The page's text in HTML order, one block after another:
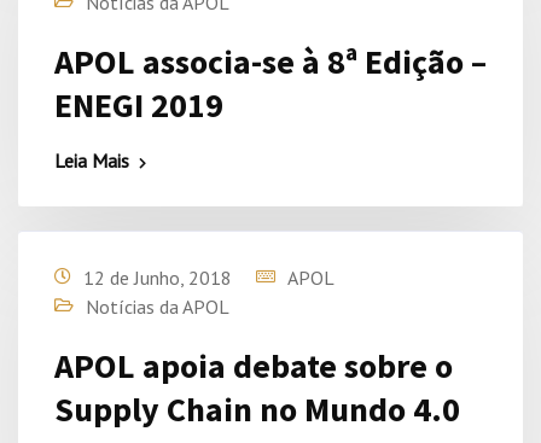
APOL associa-se à 8ª Edição –
ENEGI 2019
Leia Mais
12 de Junho, 2018
APOL
Notícias da APOL
APOL apoia debate sobre o
Supply Chain no Mundo 4.0